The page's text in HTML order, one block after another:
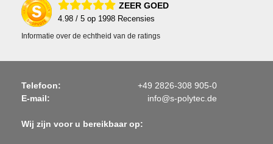
ZEER GOED
4.98 / 5 op 1998 Recensies
Informatie over de echtheid van de ratings
Telefoon:
+49 2826-308 905-0
E-mail:
info@s-polytec.de
Wij zijn voor u bereikbaar op: